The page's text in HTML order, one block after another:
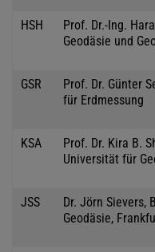
HSH
Prof. Dr.-Ing.
Geodäsie und
GSR
Prof. Dr. Günter
für Erdmessung
KSA
Prof. Dr. Kira B.
Universität für
JSS
Dr. Jörn Sievers,
Geodäsie,